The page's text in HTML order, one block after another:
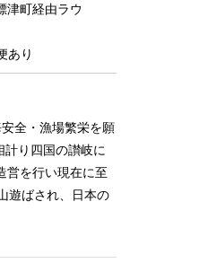
津町経由ラウ
あり
全・漁場繁栄を願
計り四国の讃岐に
営を行い現在に至
遊ばされ、日本の